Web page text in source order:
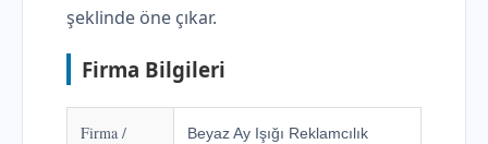
şeklinde öne çıkar.
Firma Bilgileri
Firma /
Beyaz Ay Işığı Reklamcılık